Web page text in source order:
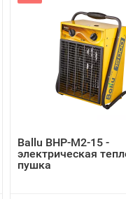
Ballu BHP-M2-15 -
электрическая
пушка